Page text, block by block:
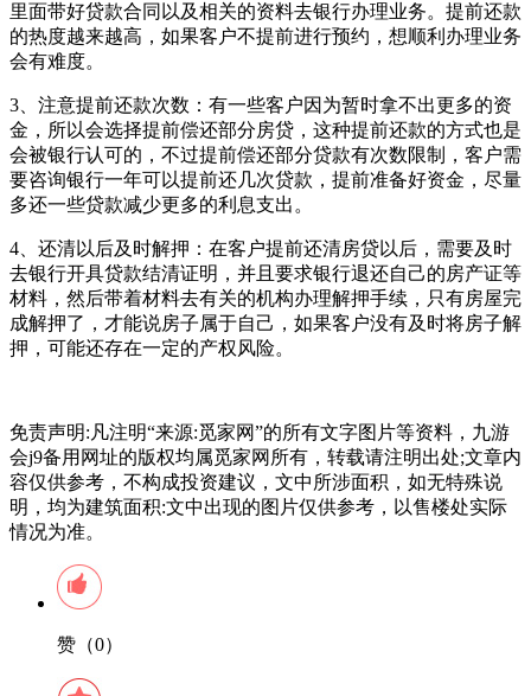
里面带好贷款合同以及相关的资料去银行办理业务。提前还款
的热度越来越高，如果客户不提前进行预约，想顺利办理业务
会有难度。
3、注意提前还款次数：有一些客户因为暂时拿不出更多的资
金，所以会选择提前偿还部分房贷，这种提前还款的方式也是
会被银行认可的，不过提前偿还部分贷款有次数限制，客户需
要咨询银行一年可以提前还几次贷款，提前准备好资金，尽量
多还一些贷款减少更多的利息支出。
4、还清以后及时解押：在客户提前还清房贷以后，需要及时
去银行开具贷款结清证明，并且要求银行退还自己的房产证等
材料，然后带着材料去有关的机构办理解押手续，只有房屋完
成解押了，才能说房子属于自己，如果客户没有及时将房子解
押，可能还存在一定的产权风险。
免责声明:凡注明“来源:觅家网”的所有文字图片等资料，九游
会j9备用网址的版权均属觅家网所有，转载请注明出处;文章内
容仅供参考，不构成投资建议，文中所涉面积，如无特殊说
明，均为建筑面积:文中出现的图片仅供参考，以售楼处实际
情况为准。
赞（0）